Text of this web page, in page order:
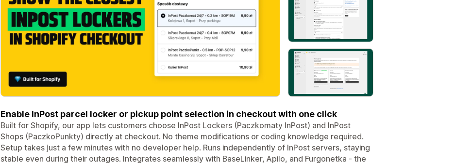
Enable InPost parcel locker or pickup point selection in checkout with one click
Built for Shopify, our app lets customers choose InPost Lockers (Paczkomaty InPost) and InPost
Shops (PaczkoPunkty) directly at checkout. No theme modifications or coding knowledge required.
Setup takes just a few minutes with no developer help. Runs independently of InPost servers, staying
stable even during their outages. Integrates seamlessly with BaseLinker, Apilo, and Furgonetka - the